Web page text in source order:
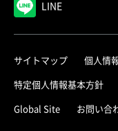
LINE
サイトマップ 個人情
特定個人情報基本方針
Global Site お問い合